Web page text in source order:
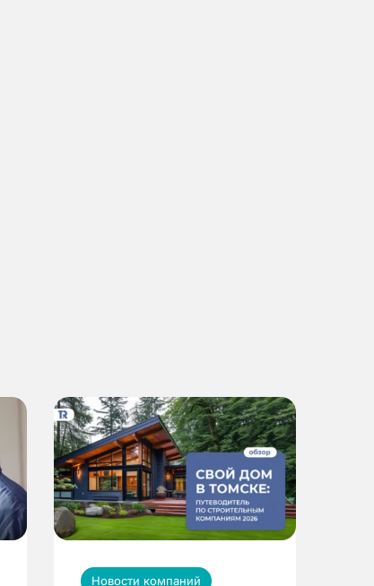
Новости компаний